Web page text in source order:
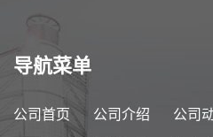
导航菜单
公司首页 公司介绍 公司